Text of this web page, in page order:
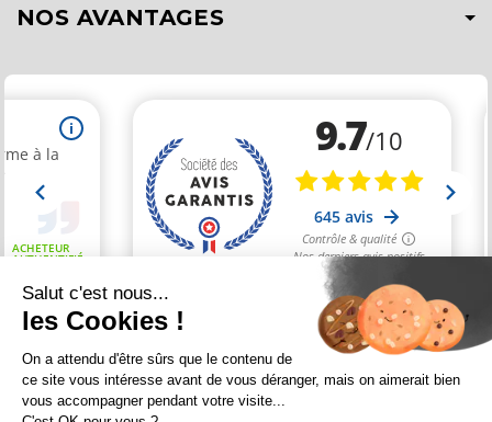
NOS AVANTAGES
Marchand approuvé par la Société des Avis Garantis,cliquez ici
pour vérifier.
ConceptionAgence Multi Web | Identité visuelle et supports
Salut c'est nous...
les Cookies !
On a attendu d'être sûrs que le contenu de
ce site vous intéresse avant de vous déranger, mais on aimerait bien
vous accompagner pendant votre visite...